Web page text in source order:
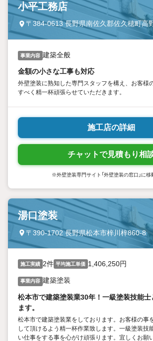
小平工務店
〒384-0613 長野県南佐久郡佐久穂町高
事業内容 建築全般
金額の小さな工事も対応
外壁塗装に熟知した専門スタッフを構え、お客様
すべく精一杯頑張らせていただきます。
施工店の詳細
チャットで見積もり相
※外壁塗装専門サイト「外壁塗装の窓口」に移
湯口塗装
〒390-1702 長野県松本市梓川梓860-8
施工実績 2件 平均施工単価 1,406,250円
事業内容 建築塗装
松本市で建築塗装業30年！一級塗装技能士
ます。
松本市で建築塗装業をしております。お客様の事
して頂けるよう精一杯作業致します。一級塗装技
い仕事をする事を心がけ頑張ります。宜しくお願